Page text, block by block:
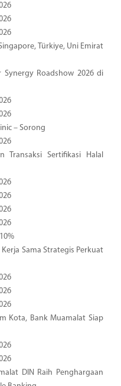
Türkiye, Uni Emirat
Synergy Roadshow 2026 di
– Sorong
Transaksi Sertifikasi Halal
Sama Strategis Perkuat
Kota, Bank Muamalat Siap
DIN Raih Penghargaan